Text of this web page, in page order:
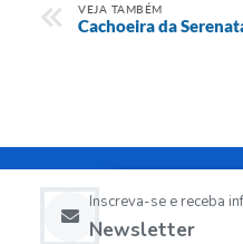
VEJA TAMBÉM
Cachoeira da
Newsletter
Inscreva-se e receba